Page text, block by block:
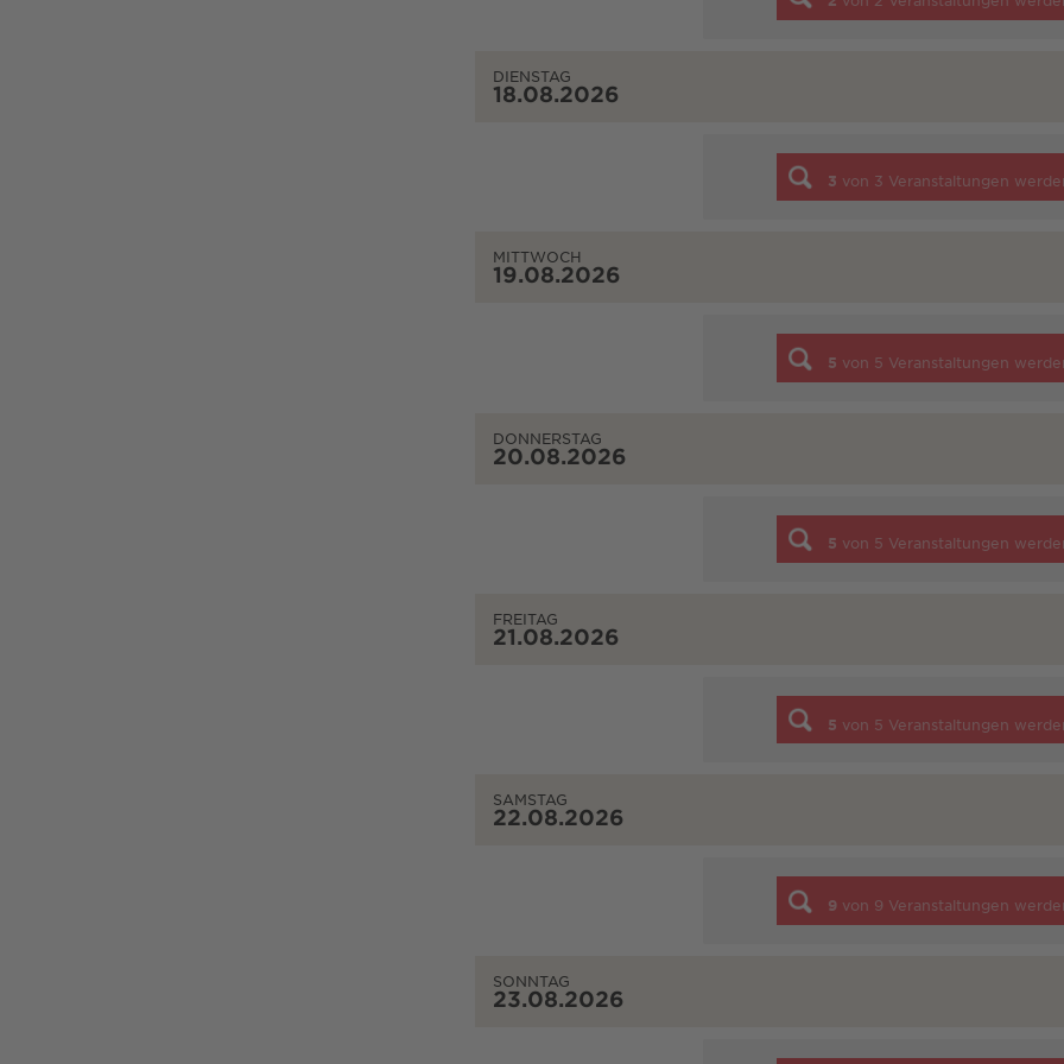
DIENSTAG
18.08.2026
3 von 3 Veranstaltungen
MITTWOCH
19.08.2026
5 von 5 Veranstaltungen
DONNERSTAG
20.08.2026
5 von 5 Veranstaltungen
FREITAG
21.08.2026
5 von 5 Veranstaltungen
SAMSTAG
22.08.2026
9 von 9 Veranstaltungen
SONNTAG
23.08.2026